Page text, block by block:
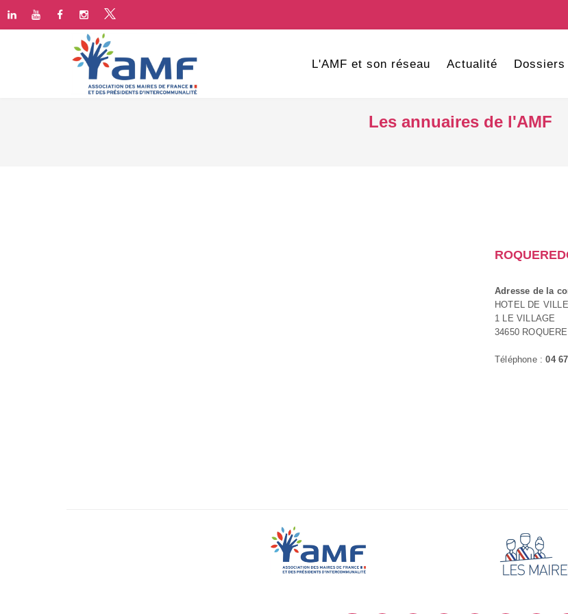
L'AMF et son réseau Actualité Dossiers
Les annuaires de l'AMF
Adresse de la
HOTEL DE VILLE
1 LE VILLAGE
34650
Téléphone :04